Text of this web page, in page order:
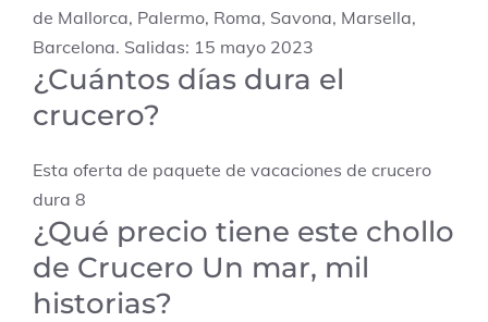
de Mallorca, Palermo, Roma, Savona, Marsella,
Barcelona. Salidas: 15 mayo 2023
¿Cuántos días dura el
crucero?
Esta oferta de paquete de vacaciones de crucero
dura 8
¿Qué precio tiene este chollo
de Crucero Un mar, mil
historias?